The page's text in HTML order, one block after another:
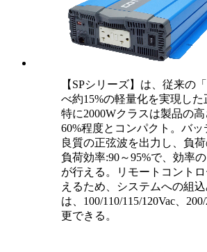
【SPシリーズ】は、従来の
べ約15%の軽量化を実現した
特に2000Wクラスは製品の
60%程度とコンパクト。バ
良質の正弦波を出力し、負
負荷効率:90～95%で、効率
が行える。リモートコント
えるため、システムへの組
は、100/110/115/120Vac、
更できる。